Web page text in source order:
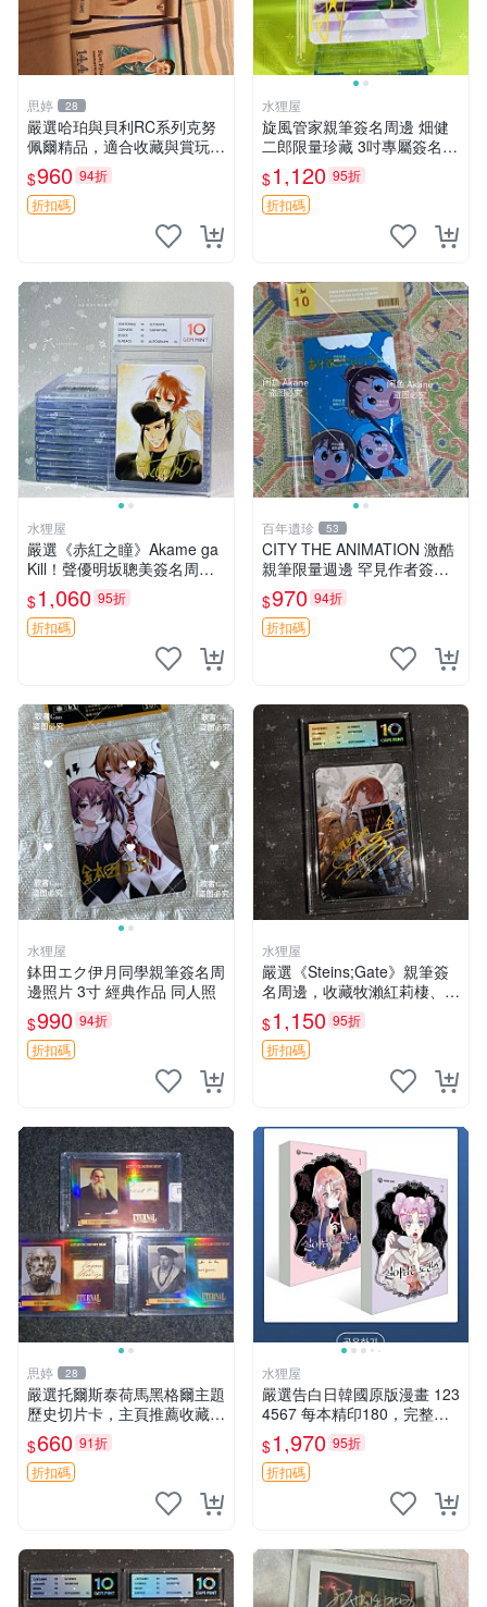
思婷 28
嚴選哈珀與貝利RC系列克努
佩爾精品，適合收藏與賞玩 R
C 玩具 陶瓷
$960 94折
折扣碼
水狸屋
旋風管家親筆簽名周邊 畑健
二郎限量珍藏 3吋專屬簽名照
日本正版中古 正規卡磚附送
旋風管家 畑健二郎 簽名照
$1,120 95折
折扣碼
水狸屋
嚴選《赤紅之瞳》Akame ga
Kill！聲優明坂聰美簽名周
邊，3寸帶原裝卡磚 日版中古
赤紅之瞳 Akame ga Kill 明坂
聰美 簽名
$1,060 95折
折扣碼
百年遺珍 53
CITY THE ANIMATION 激酷
親筆限量週邊 罕見作者簽名
收藏 現代潮流擺飾 9x9cm 專
家推薦 國際珍藏款 周邊 照片
周邊 尺寸 收藏品
$970 94折
折扣碼
水狸屋
鉢田エク伊月同學親筆簽名周
邊照片 3寸 經典作品 同人照
$990 94折
折扣碼
水狸屋
嚴選《Steins;Gate》親筆簽
名周邊，收藏牧瀨紅莉棲、椎
名真由理、菲利斯喵喵人氣卡
牌 簽字照片 牧瀨紅莉棲 椎名
真由理
$1,150 95折
折扣碼
思婷 28
嚴選托爾斯泰荷馬黑格爾主題
歷史切片卡，主頁推薦收藏更
多親拆好卡 歷史切片卡 托爾
斯泰 荷馬 黑格爾
$660 91折
折扣碼
水狸屋
嚴選告白日韓國原版漫畫 123
4567 每本精印180，完整收
藏推薦 告白日、漫畫、特典
$1,970 95折
折扣碼